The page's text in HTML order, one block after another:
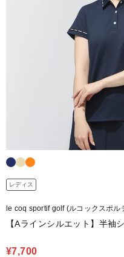
レディス
le coq sportif golf (ルコックスポル
【Aラインシルエット】半袖
¥7,700